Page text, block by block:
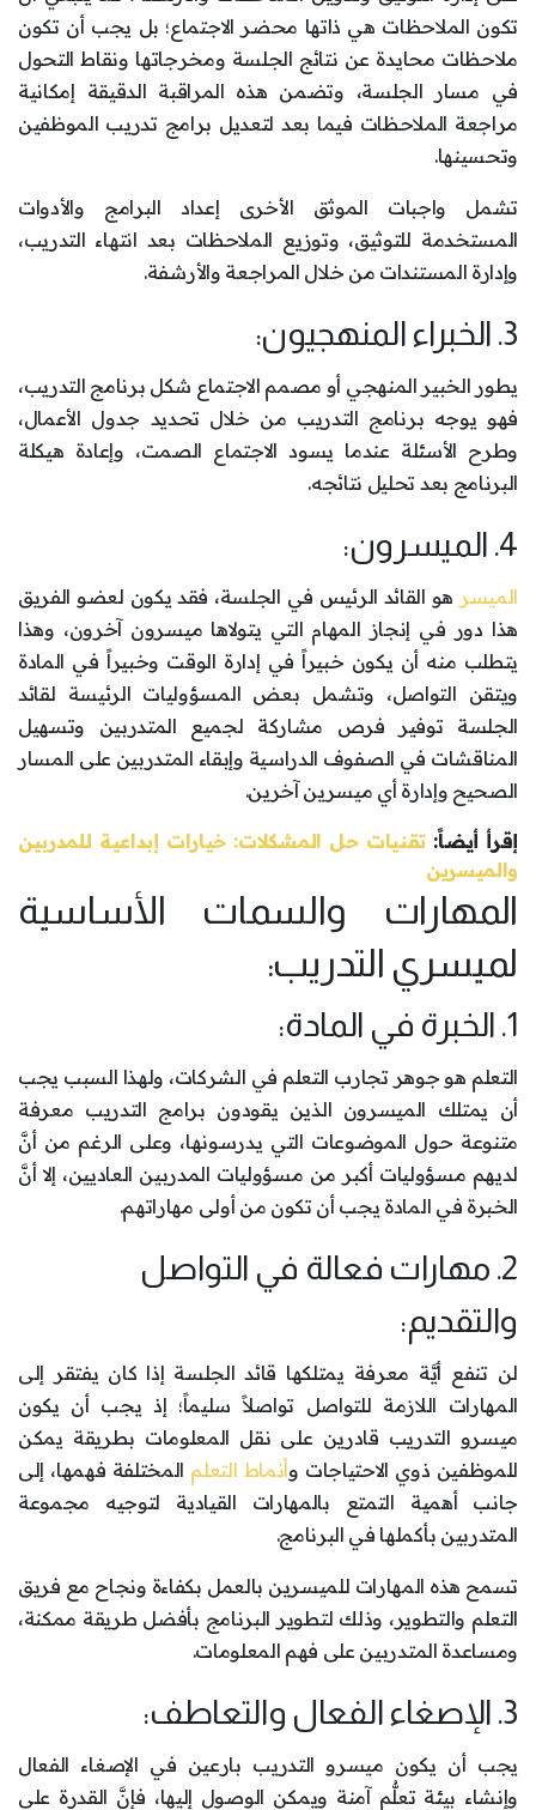
تكون الملاحظات هي ذاتها محضر الاجتماع؛ بل يجب أن تكون
ملاحظات محايدة عن نتائج الجلسة ومخرجاتها ونقاط التحول
في مسار الجلسة، وتضمن هذه المراقبة الدقيقة إمكانية
مراجعة الملاحظات فيما بعد لتعديل برامج تدريب الموظفين
وتحسينها.
تشمل واجبات الموثق الأخرى إعداد البرامج والأدوات
المستخدمة للتوثيق، وتوزيع الملاحظات بعد انتهاء التدريب،
وإدارة المستندات من خلال المراجعة والأرشفة.
3. الخبراء المنهجيون:
يطور الخبير المنهجي أو مصمم الاجتماع شكل برنامج التدريب،
فهو يوجه برنامج التدريب من خلال تحديد جدول الأعمال،
وطرح الأسئلة عندما يسود الاجتماع الصمت، وإعادة هيكلة
البرنامج بعد تحليل نتائجه.
4. الميسرون:
الميسر هو القائد الرئيس في الجلسة، فقد يكون لعضو الفريق
هذا دور في إنجاز المهام التي يتولاها ميسرون آخرون، وهذا
يتطلب منه أن يكون خبيراً في إدارة الوقت وخبيراً في المادة
ويتقن التواصل، وتشمل بعض المسؤوليات الرئيسة لقائد
الجلسة توفير فرص مشاركة لجميع المتدربين وتسهيل
المناقشات في الصفوف الدراسية وإبقاء المتدربين على المسار
الصحيح وإدارة أي ميسرين آخرين.
إقرأ أيضاً: تقنيات حل المشكلات: خيارات إبداعية للمدربين
والميسرين
المهارات والسمات الأساسية
لميسري التدريب:
1. الخبرة في المادة:
التعلم هو جوهر تجارب التعلم في الشركات، ولهذا السبب يجب
أن يمتلك الميسرون الذين يقودون برامج التدريب معرفة
متنوعة حول الموضوعات التي يدرسونها، وعلى الرغم من أنَّ
لديهم مسؤوليات أكبر من مسؤوليات المدربين العاديين، إلا أنَّ
الخبرة في المادة يجب أن تكون من أولى مهاراتهم.
2. مهارات فعالة في التواصل
والتقديم:
لن تنفع أيَّة معرفة يمتلكها قائد الجلسة إذا كان يفتقر إلى
المهارات اللازمة للتواصل تواصلاً سليماً؛ إذ يجب أن يكون
ميسرو التدريب قادرين على نقل المعلومات بطريقة يمكن
للموظفين ذوي الاحتياجات وأنماط التعلم المختلفة فهمها، إلى
جانب أهمية التمتع بالمهارات القيادية لتوجيه مجموعة
المتدربين بأكملها في البرنامج.
تسمح هذه المهارات للميسرين بالعمل بكفاءة ونجاح مع فريق
التعلم والتطوير، وذلك لتطوير البرنامج بأفضل طريقة ممكنة،
ومساعدة المتدربين على فهم المعلومات.
3. الإصغاء الفعال والتعاطف:
يجب أن يكون ميسرو التدريب بارعين في الإصغاء الفعال
وإنشاء بيئة تعلُّم آمنة ويمكن الوصول إليها، فإنَّ القدرة على